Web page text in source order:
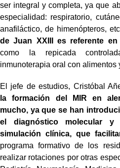
ser integral y completa, ya que
especialidad: respiratorio,
anafiláctico, de himenópteros,
de Juan XXIII es referente
como la repicada
inmunoterapia oral con alimentos
El jefe de estudios, Cristóbal
la formación del MIR en
mucho, ya que se han
el diagnóstico molecular
simulación clínica, que
programa formativo de los
realizar rotaciones por otras